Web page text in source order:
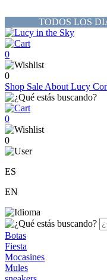
TODOS LOS
0
0
Shop Sale About Lucy
0
0
ES
EN
Botas
Fiesta
Mocasines
Mules